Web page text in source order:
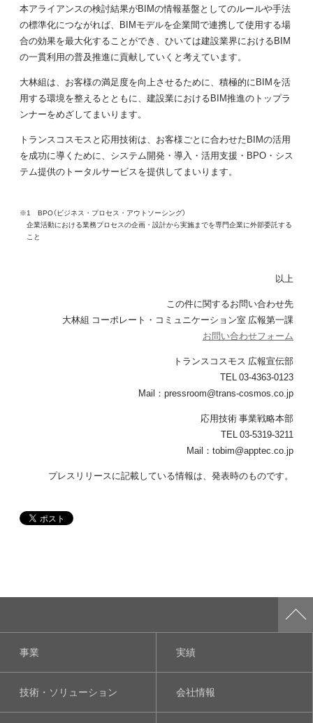
本アライアンスの検討結果がBIMの情報基盤としてのルールや手法
の標準化につながれば、BIMモデルを企業間で連携して使用する場
合の効果を最大化することができ、ひいては建設業界におけるBIM
の一貫利用の普及推進に貢献していくと考えています。
大林組は、お客様の満足度を向上させるために、積極的にBIMを活
用する環境を整えるとともに、建設業におけるBIM推進のトップラ
ンナーをめざしてまいります。
トランスコスモスと応用技術は、お客様ごとに合わせたBIMの活用
を成功に導くために、システム開発・導入・活用支援・BPO・シス
テム提供のトータルサービスを提供してまいります。
※1 BPO（ビジネス・プロセス・アウトソーシング）
企業活動における業務プロセスの企画・設計から実施までを専門企業に外部委託する
こと
以上
この件に関するお問い合わせ先
大林組 コーポレート・コミュニケーション室 広報第一課
お問い合わせフォーム
トランスコスモス 広報宣伝部
TEL 03-4363-0123
Mail：pressroom@trans-cosmos.co.jp
応用技術 事業戦略本部
TEL 03-5319-3211
Mail：tobim@apptec.co.jp
プレスリリースに記載している情報は、発表時のものです。
事業 実績
技術・ソリューション 会社情報